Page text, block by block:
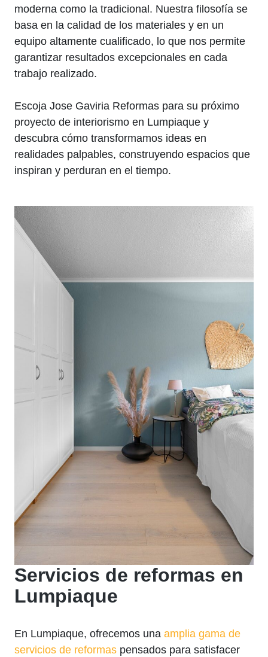
moderna como la tradicional. Nuestra filosofía se
basa en la calidad de los materiales y en un
equipo altamente cualificado, lo que nos permite
garantizar resultados excepcionales en cada
trabajo realizado.
Escoja Jose Gaviria Reformas para su próximo
proyecto de interiorismo en Lumpiaque y
descubra cómo transformamos ideas en
realidades palpables, construyendo espacios que
inspiran y perduran en el tiempo.
Servicios de reformas en
Lumpiaque
En Lumpiaque, ofrecemos una amplia gama de
servicios de reformas pensados para satisfacer